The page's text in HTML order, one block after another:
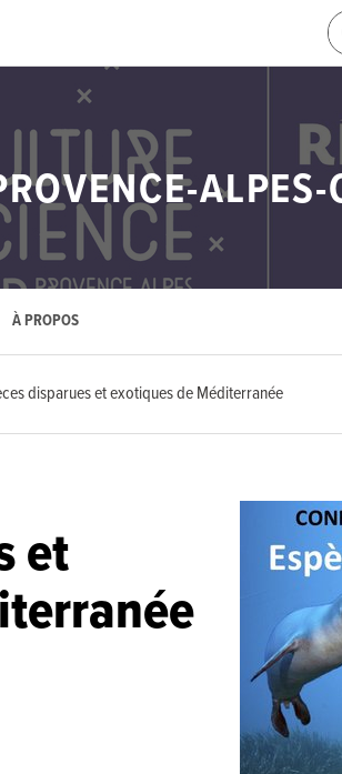
À PROPOS
disparues et exotiques de Méditerranée
et